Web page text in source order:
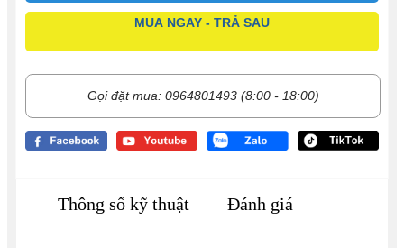
MUA NGAY - TRẢ SAU
Gọi đặt mua: 0964801493 (8:00 - 18:00)
Thông số kỹ thuật Đánh giá